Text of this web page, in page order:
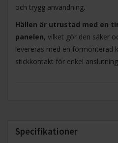
och trygg användning.
Hällen är utrustad med en
panelen, vilket gör den säker
levereras med en förmonterad
stickkontakt för enkel
Specifikationer